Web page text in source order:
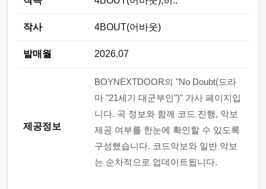
작사 4BOUT(어바웃)
발매월 2026.07
제공정보
BOYNEXTDOOR의 "No Doubt(드라
마 "21세기 대군부인")" 가사 페이지입
니다. 곡 정보와 함께 코드 진행, 악보
제공 여부를 한눈에 확인할 수 있도록
구성했습니다. 코드악보와 일반 악보
는 순차적으로 업데이트됩니다.